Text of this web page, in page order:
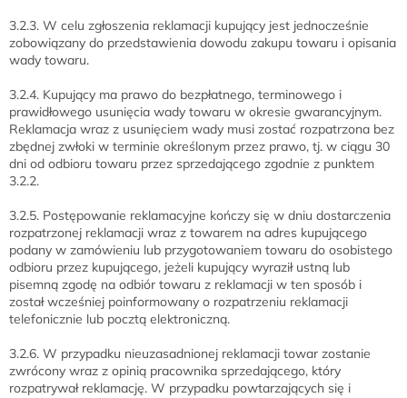
3.2.3. W celu zgłoszenia reklamacji kupujący jest jednocześnie
zobowiązany do przedstawienia dowodu zakupu towaru i opisania
wady towaru.
3.2.4. Kupujący ma prawo do bezpłatnego, terminowego i
prawidłowego usunięcia wady towaru w okresie gwarancyjnym.
Reklamacja wraz z usunięciem wady musi zostać rozpatrzona bez
zbędnej zwłoki w terminie określonym przez prawo, tj. w ciągu 30
dni od odbioru towaru przez sprzedającego zgodnie z punktem
3.2.2.
3.2.5. Postępowanie reklamacyjne kończy się w dniu dostarczenia
rozpatrzonej reklamacji wraz z towarem na adres kupującego
podany w zamówieniu lub przygotowaniem towaru do osobistego
odbioru przez kupującego, jeżeli kupujący wyraził ustną lub
pisemną zgodę na odbiór towaru z reklamacji w ten sposób i
został wcześniej poinformowany o rozpatrzeniu reklamacji
telefonicznie lub pocztą elektroniczną.
3.2.6. W przypadku nieuzasadnionej reklamacji towar zostanie
zwrócony wraz z opinią pracownika sprzedającego, który
rozpatrywał reklamację. W przypadku powtarzających się i